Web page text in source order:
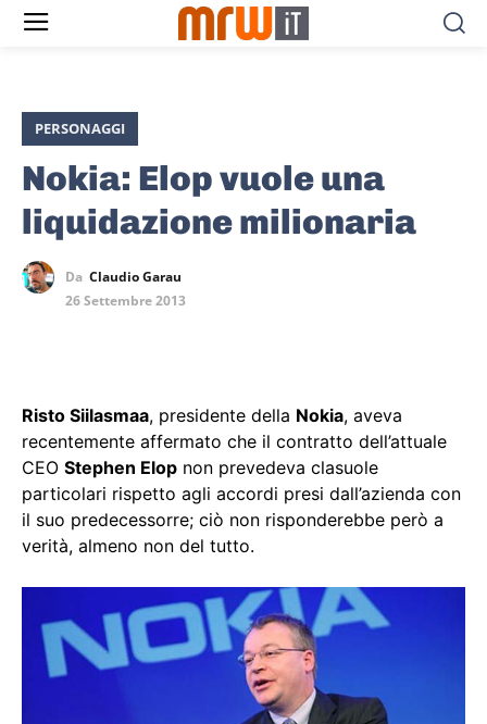
PERSONAGGI
Nokia: Elop vuole una
liquidazione milionaria
Da Claudio Garau
26 Settembre 2013
Risto Siilasmaa, presidente della Nokia, aveva
recentemente affermato che il contratto dell’attuale
CEO Stephen Elop non prevedeva clasuole
particolari rispetto agli accordi presi dall’azienda con
il suo predecessorre; ciò non risponderebbe però a
verità, almeno non del tutto.